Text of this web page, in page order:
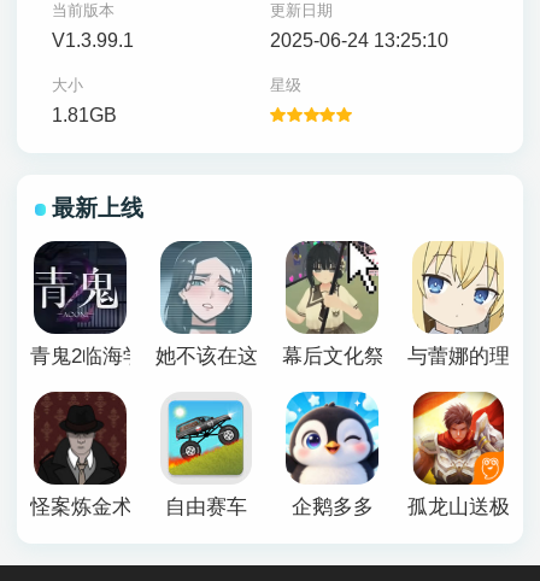
当前版本
V1.3.99.1
更新日期
2025-06-24 13:25:10
大小
1.81GB
星级
最新上线
青鬼2临海学校她不该在这里官方版幕后文化祭游戏与蕾娜的理想
怪案炼金术师 自由赛车 企鹅多多 孤龙山送极品